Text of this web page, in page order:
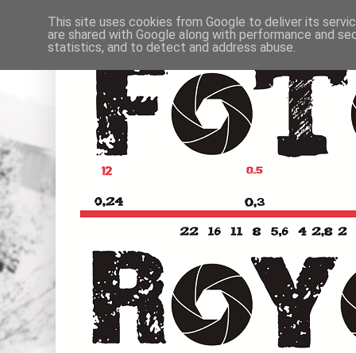
This site uses cookies from Google to deliver its
are shared with Google along with performance and
statistics, and to detect and address abuse.